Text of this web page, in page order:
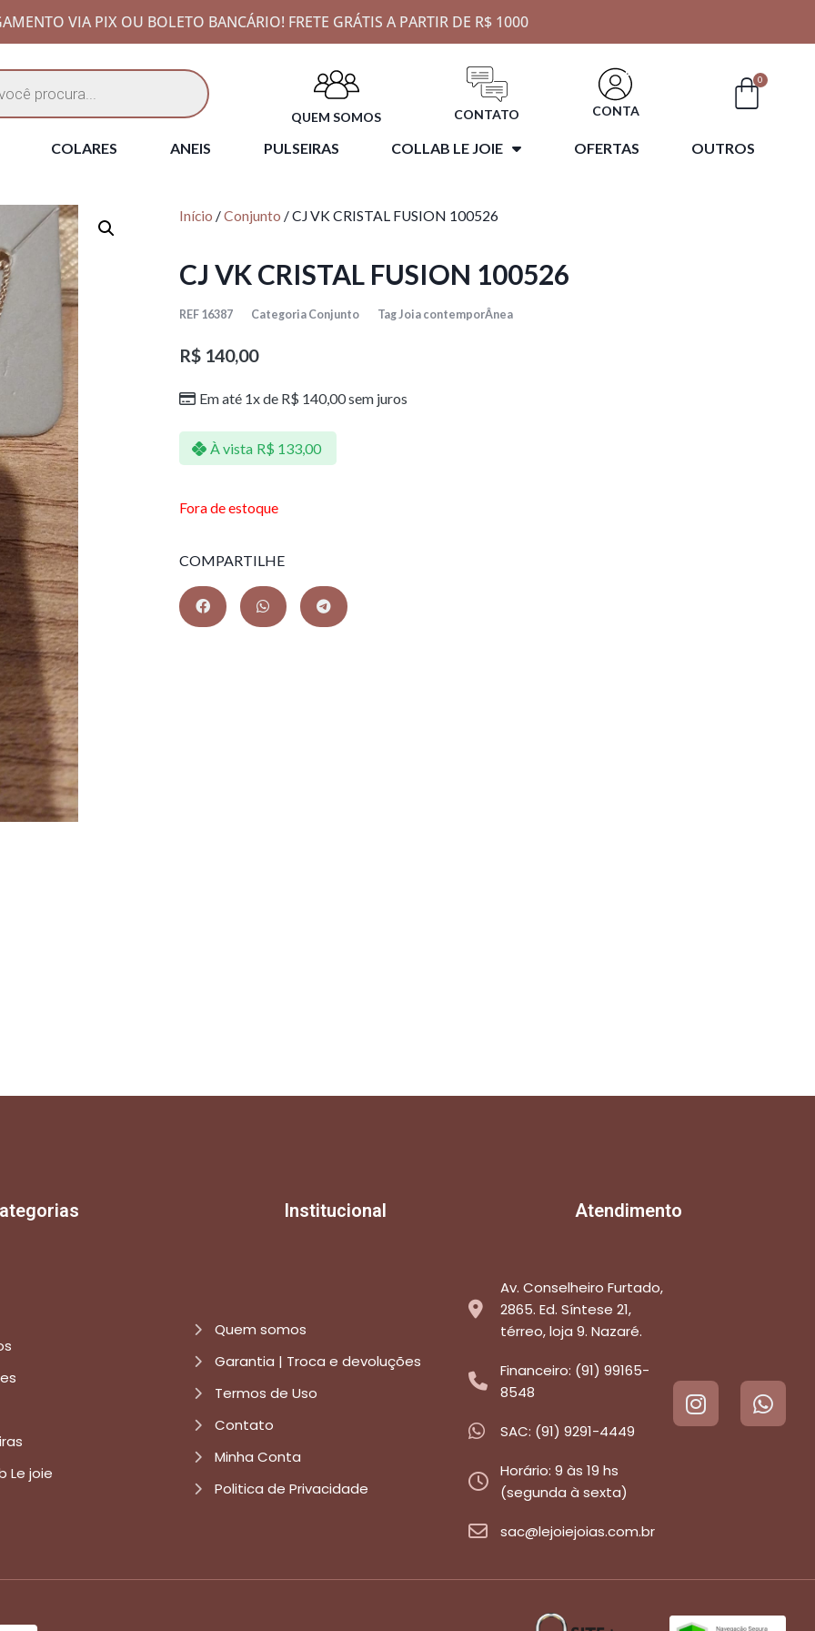
VIA PIX OU BOLETO BANCÁRIO! FRETE GRÁTIS A PARTIR DE R$ 1000
QUEM SOMOS CONTATO CONTA
0
COLARES ANEIS PULSEIRAS COLLAB LE JOIE OFERTAS OUTROS
Início /Conjunto / CJ VK CRISTAL FUSION 100526
CJ VK CRISTAL FUSION 100526
REF 16387 Categoria Conjunto Tag Joia contemporÂnea
R$ 140,00
Em até 1x de R$ 140,00sem juros
À vista R$ 133,00
Fora de estoque
COMPARTILHE
Institucional Atendimento
Le joie
Quem somos
Garantia | Troca e devoluções
Termos de Uso
Contato
Minha Conta
Politica de Privacidade
Av. Conselheiro Furtado,
2865. Ed. Síntese 21,
térreo, loja 9. Nazaré.
Financeiro: (91) 99165-
8548
SAC: (91) 9291-4449
Horário: 9 às 19 hs
(segunda à sexta)
sac@lejoiejoias.com.br